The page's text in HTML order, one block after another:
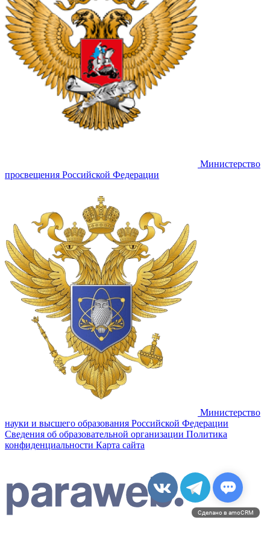
Министерство
просвещения Российской Федерации
Министерство
науки и высшего образования Российской Федерации
Сведения об образовательной организации Политика
конфиденциальности Карта сайта
Сделано в amoCRM